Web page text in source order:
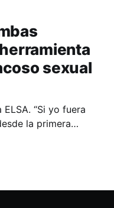
sexual
yo fuera
la primera
esos